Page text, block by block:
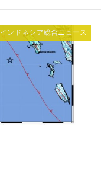
インドネシア総合ニュース